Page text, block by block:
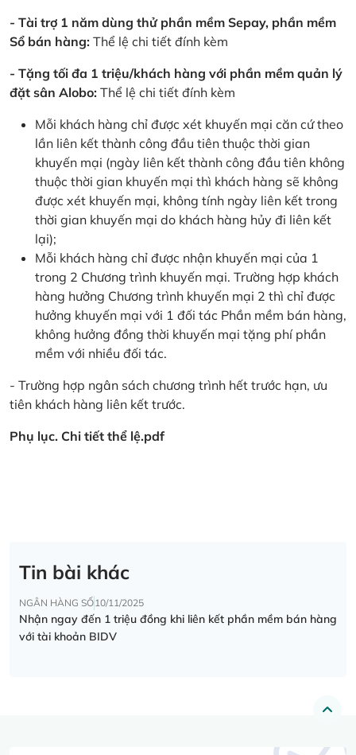
- Tài trợ 1 năm dùng thử phần mềm Sepay, phần mềm
Sổ bán hàng: Thể lệ chi tiết đính kèm
- Tặng tối đa 1 triệu/khách hàng với phần mềm quản lý
đặt sân Alobo: Thể lệ chi tiết đính kèm
Mỗi khách hàng chỉ được xét khuyến mại căn cứ theo
lần liên kết thành công đầu tiên thuộc thời gian
khuyến mại (ngày liên kết thành công đầu tiên không
thuộc thời gian khuyến mại thì khách hàng sẽ không
được xét khuyến mại, không tính ngày liên kết trong
thời gian khuyến mại do khách hàng hủy đi liên kết
lại);
Mỗi khách hàng chỉ được nhận khuyến mại của 1
trong 2 Chương trình khuyến mại. Trường hợp khách
hàng hưởng Chương trình khuyến mại 2 thì chỉ được
hưởng khuyến mại với 1 đối tác Phần mềm bán hàng,
không hưởng đồng thời khuyến mại tặng phí phần
mềm với nhiều đối tác.
- Trường hợp ngân sách chương trình hết trước hạn, ưu
tiên khách hàng liên kết trước.
Phụ lục. Chi tiết thể lệ.pdf
Tin bài khác
NGÂN HÀNG SỐ10/11/2025
Nhận ngay đến 1 triệu đồng khi liên kết phần mềm bán hàng
với tài khoản BIDV